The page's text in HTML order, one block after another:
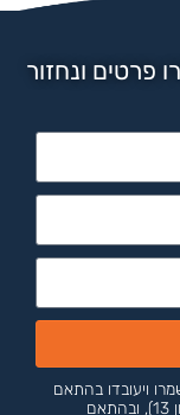
פרטים ונחזור
ויעובדו בהתאם
לחוק הגנת הפרטיות, התשמ"א–1981 (כולל תיקון 13), ובהתאם